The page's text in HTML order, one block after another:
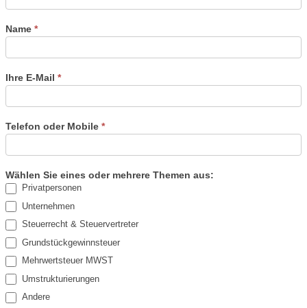
Name *
Ihre E-Mail *
Telefon oder Mobile *
Wählen Sie eines oder mehrere Themen aus:
Privatpersonen
Unternehmen
Steuerrecht & Steuervertreter
Grundstückgewinnsteuer
Mehrwertsteuer MWST
Umstrukturierungen
Andere